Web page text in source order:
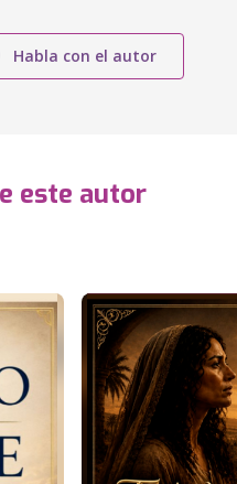
Habla con el autor
este autor